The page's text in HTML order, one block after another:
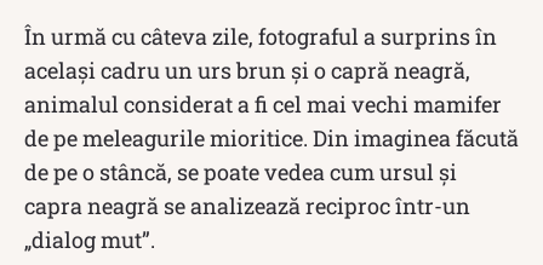
În urmă cu câteva zile, fotograful a surprins în
același cadru un urs brun și o capră neagră,
animalul considerat a fi cel mai vechi mamifer
de pe meleagurile mioritice. Din imaginea făcută
de pe o stâncă, se poate vedea cum ursul și
capra neagră se analizează reciproc într-un
„dialog mut”.